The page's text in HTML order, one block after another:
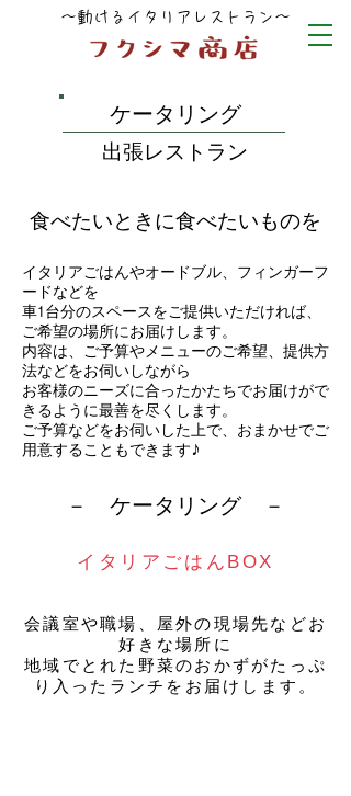
～動けるイタリアレストラン～
ケータリング
出張レストラン
食べたいときに食べたいものを
イタリアごはんやオードブル、フィンガーフ
ードなどを
車1台分のスペースをご提供いただければ、
ご希望の場所にお届けします。
内容は、ご予算やメニューのご希望、提供方
法などをお伺いしながら
お客様のニーズに合ったかたちでお届けがで
きるように最善を尽くします。
ご予算などをお伺いした上で、おまかせでご
用意することもできます♪
​－ ケータリング －​
イタリアごはん BOX
会議室や職場、屋外の現場先などお
好きな場所に
地域でとれた野菜のおかずがたっぷ
り入ったランチをお届けします。